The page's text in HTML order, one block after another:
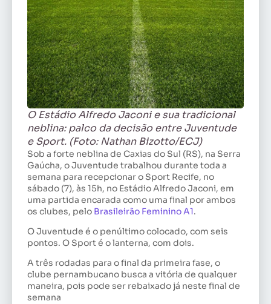
O Estádio Alfredo Jaconi e sua tradicional
neblina: palco da decisão entre Juventude
e Sport. (Foto: Nathan Bizotto/ECJ)
Sob a forte neblina de Caxias do Sul (RS), na Serra
Gaúcha, o Juventude trabalhou durante toda a
semana para recepcionar o Sport Recife, no
sábado (7), às 15h, no Estádio Alfredo Jaconi, em
uma partida encarada como uma final por ambos
os clubes, pelo Brasileirão Feminino A1.
O Juventude é o penúltimo colocado, com seis
pontos. O Sport é o lanterna, com dois.
A três rodadas para o final da primeira fase, o
clube pernambucano busca a vitória de qualquer
maneira, pois pode ser rebaixado já neste final de
semana